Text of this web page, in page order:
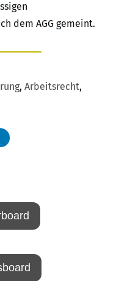
dem AGG gemeint.
, Arbeitsrecht,